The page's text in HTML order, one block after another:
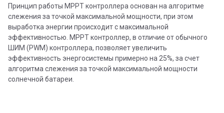
Принцип работы MPPT контроллера основан на алгоритме
слежения за точкой максимальной мощности, при этом
выработка энергии происходит с максимальной
эффективностью. MPPT контроллер, в отличие от обычного
ШИМ (PWM) контроллера, позволяет увеличить
эффективность энергосистемы примерно на 25%, за счет
алгоритма слежения за точкой максимальной мощности
солнечной батареи.